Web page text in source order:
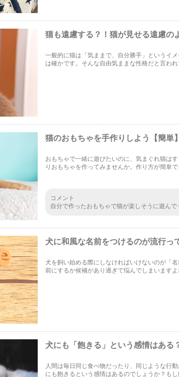
猫も遠慮する？！猫が見せる遠慮の
一般的に猫は「気ままで、自分勝手」というイ
は確かです。そんな自由気ままな性格だと言わ
猫のおもちゃを手作りしよう【簡単
おもちゃで一緒に遊びたいのに、気まぐれ猫は
りおもちゃを作ってみませんか。作り方が簡単
コメント
自分で作ったおもちゃで猫が楽しそうに遊ん
犬に和風な名前をつけるのが流行っ
犬を飼い始める際にしなければいけないのが「
前にするか候補があり過ぎて悩んでしまいます
犬にも「飽きる」という感情はある
人間は毎日同じ食べ物だったり、同じような行
にも飽きるという感情はあるのでしょうか？も